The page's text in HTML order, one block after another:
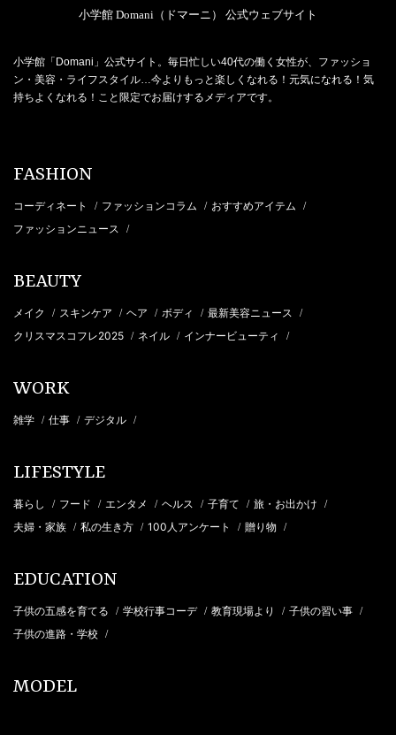
小学館 Domani（ドマーニ） 公式ウェブサイト
小学館「Domani」公式サイト。毎日忙しい40代の働く女性が、ファッショ
ン・美容・ライフスタイル…今よりもっと楽しくなれる！元気になれる！気
持ちよくなれる！こと限定でお届けするメディアです。
FASHION
コーディネート / ファッションコラム / おすすめアイテム /
ファッションニュース /
BEAUTY
メイク / スキンケア / ヘア / ボディ / 最新美容ニュース /
クリスマスコフレ2025 / ネイル / インナービューティ /
WORK
雑学 / 仕事 / デジタル /
LIFESTYLE
暮らし / フード / エンタメ / ヘルス / 子育て / 旅・お出かけ /
夫婦・家族 / 私の生き方 / 100人アンケート / 贈り物 /
EDUCATION
子供の五感を育てる / 学校行事コーデ / 教育現場より / 子供の習い事 /
子供の進路・学校 /
MODEL